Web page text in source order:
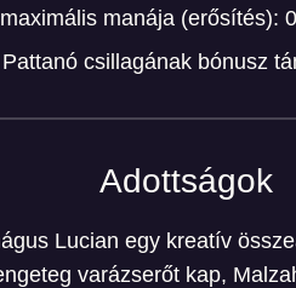
manája (erősítés):
csillagának bónusz
Adottságok
Lucian egy kreatív
varázserőt kap,